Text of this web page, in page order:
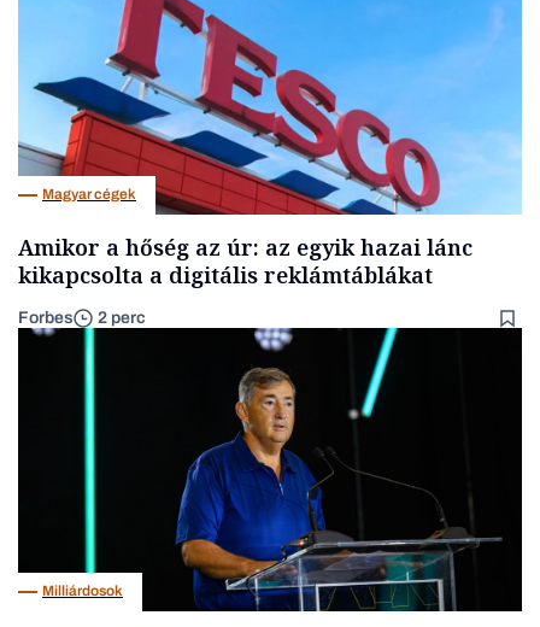
Magyar cégek
Amikor a hőség az úr: az egyik hazai lánc
kikapcsolta a digitális reklámtáblákat
Forbes 2 perc
Milliárdosok